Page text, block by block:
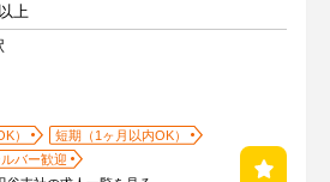
上
）
短期（1ヶ月以内OK）
ルバー歓迎